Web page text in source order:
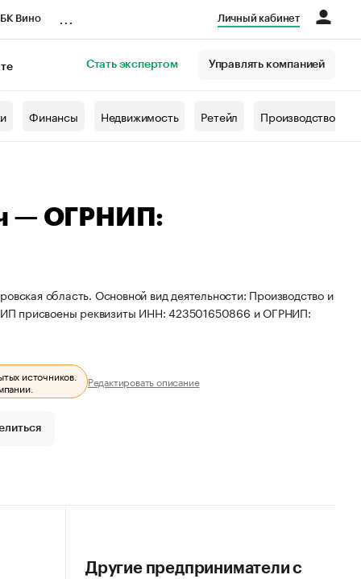
Вино Личный кабинет
Стать экспертом Управлять компанией
Финансы Недвижимость Ретейл Производство
— ОГРНИП:
область. Основной вид деятельности: Производство и
ИП присвоены реквизиты ИНН: 423501650866 и ОГРНИП:
источников.
Редактировать описание
Другие предприниматели с